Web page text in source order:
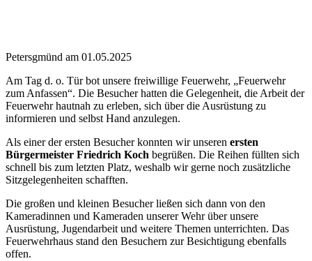
Petersgmünd am 01.05.2025
Am Tag d. o. Tür bot unsere freiwillige Feuerwehr, „Feuerwehr
zum Anfassen“. Die Besucher hatten die Gelegenheit, die Arbeit der
Feuerwehr hautnah zu erleben, sich über die Ausrüstung zu
informieren und selbst Hand anzulegen.
Als einer der ersten Besucher konnten wir unseren ersten
Bürgermeister Friedrich Koch begrüßen. Die Reihen füllten sich
schnell bis zum letzten Platz, weshalb wir gerne noch zusätzliche
Sitzgelegenheiten schafften.
Die großen und kleinen Besucher ließen sich dann von den
Kameradinnen und Kameraden unserer Wehr über unsere
Ausrüstung, Jugendarbeit und weitere Themen unterrichten. Das
Feuerwehrhaus stand den Besuchern zur Besichtigung ebenfalls
offen.